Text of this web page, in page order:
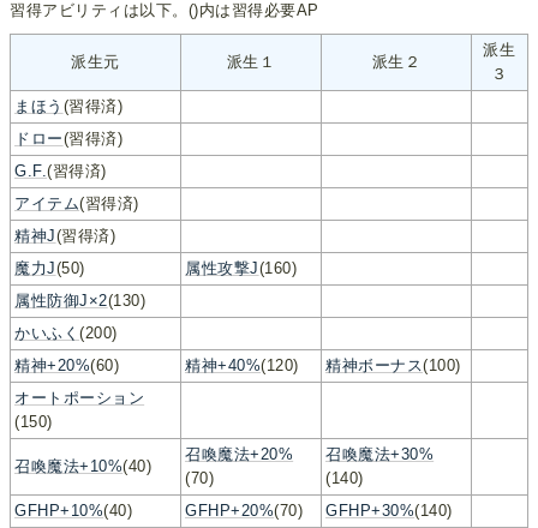
習得アビリティは以下。()内は習得必要AP
派生元 派生１ 派生２
派生
３
まほう (習得済)
ドロー(習得済)
G.F.(習得済)
アイテム(習得済)
精神J(習得済)
魔力J(50) 属性攻撃J(160)
属性防御J×2(130)
かいふく(200)
精神+20%(60) 精神+40%(120) 精神ボーナス(100)
オートポーション
(150)
召喚魔法+10%(40)
召喚魔法+20%
(70)
召喚魔法+30%
(140)
GFHP+10%(40) GFHP+20%(70) GFHP+30%(140)